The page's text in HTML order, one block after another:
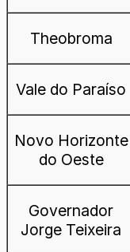
Theobroma
Vale do Paraíso
Novo Horizonte
do Oeste
Governador
Jorge Teixeira